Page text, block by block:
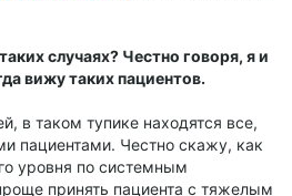
случаях? Честно говоря, я и
вижу таких пациентов.
в таком тупике находятся все,
пациентами. Честно скажу, как
уровня по системным
принять пациента с тяжелым